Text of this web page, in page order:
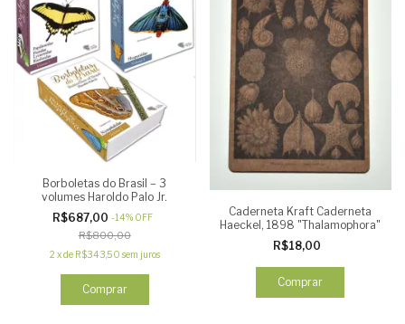
Borboletas do Brasil – 3
volumes Haroldo Palo Jr.
R$687,00-14% OFF
R$800,00
2 xde R$343,50 sem juros
Caderneta Kraft Caderneta
Haeckel, 1898 "Thalamophora"
R$18,00
Comprar